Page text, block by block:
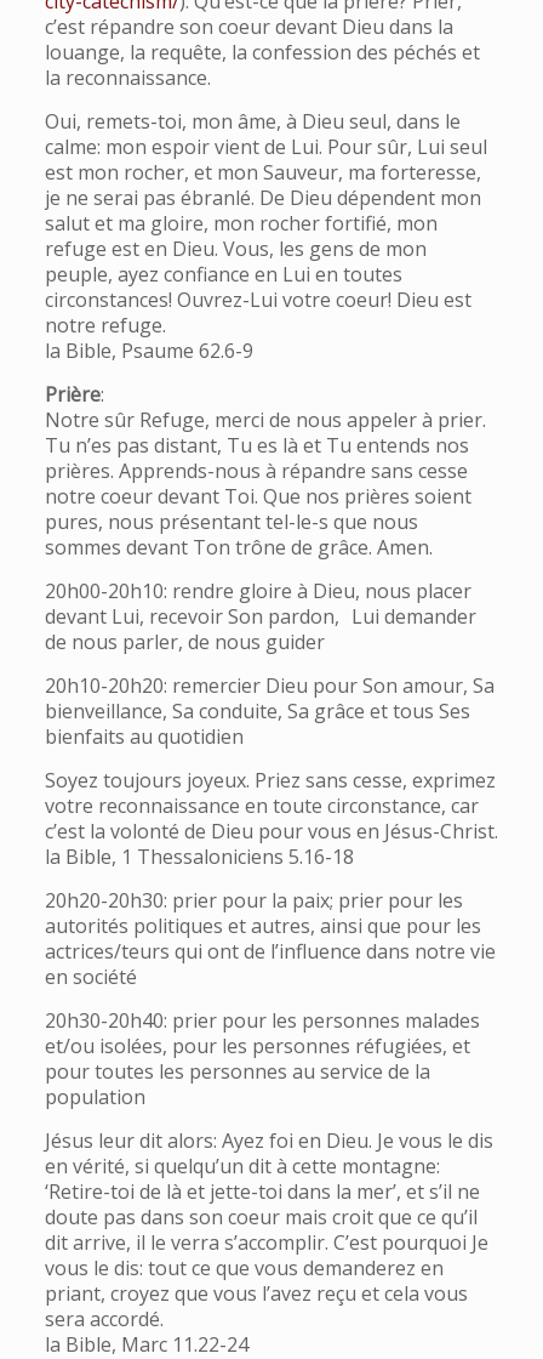
c’est répandre son coeur devant Dieu dans la
louange, la requête, la confession des péchés et
la reconnaissance.
Oui, remets-toi, mon âme, à Dieu seul, dans le
calme: mon espoir vient de Lui. Pour sûr, Lui seul
est mon rocher, et mon Sauveur, ma forteresse,
je ne serai pas ébranlé. De Dieu dépendent mon
salut et ma gloire, mon rocher fortifié, mon
refuge est en Dieu. Vous, les gens de mon
peuple, ayez confiance en Lui en toutes
circonstances! Ouvrez-Lui votre coeur! Dieu est
notre refuge.
la Bible, Psaume 62.6-9
Prière:
Notre sûr Refuge, merci de nous appeler à prier.
Tu n’es pas distant, Tu es là et Tu entends nos
prières. Apprends-nous à répandre sans cesse
notre coeur devant Toi. Que nos prières soient
pures, nous présentant tel-le-s que nous
sommes devant Ton trône de grâce. Amen.
20h00-20h10: rendre gloire à Dieu, nous placer
devant Lui, recevoir Son pardon, Lui demander
de nous parler, de nous guider
20h10-20h20: remercier Dieu pour Son amour, Sa
bienveillance, Sa conduite, Sa grâce et tous Ses
bienfaits au quotidien
Soyez toujours joyeux. Priez sans cesse, exprimez
votre reconnaissance en toute circonstance, car
c’est la volonté de Dieu pour vous en Jésus-Christ.
la Bible, 1 Thessaloniciens 5.16-18
20h20-20h30: prier pour la paix; prier pour les
autorités politiques et autres, ainsi que pour les
actrices/teurs qui ont de l’influence dans notre vie
en société
20h30-20h40: prier pour les personnes malades
et/ou isolées, pour les personnes réfugiées, et
pour toutes les personnes au service de la
population
Jésus leur dit alors: Ayez foi en Dieu. Je vous le dis
en vérité, si quelqu’un dit à cette montagne:
‘Retire-toi de là et jette-toi dans la mer’, et s’il ne
doute pas dans son coeur mais croit que ce qu’il
dit arrive, il le verra s’accomplir. C’est pourquoi Je
vous le dis: tout ce que vous demanderez en
priant, croyez que vous l’avez reçu et cela vous
sera accordé.
la Bible, Marc 11.22-24